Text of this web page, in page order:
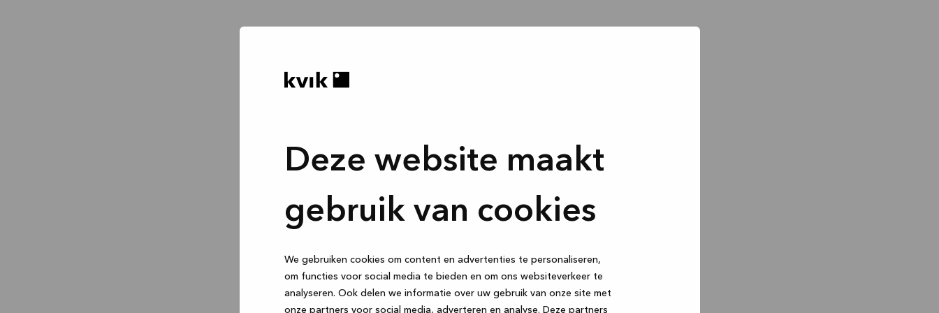
Deze website maakt
gebruik van cookies
We gebruiken cookies om content en advertenties te personaliseren,
om functies voor social media te bieden en om ons websiteverkeer te
analyseren. Ook delen we informatie over uw gebruik van onze site met
onze partners voor social media, adverteren en analyse. Deze partners